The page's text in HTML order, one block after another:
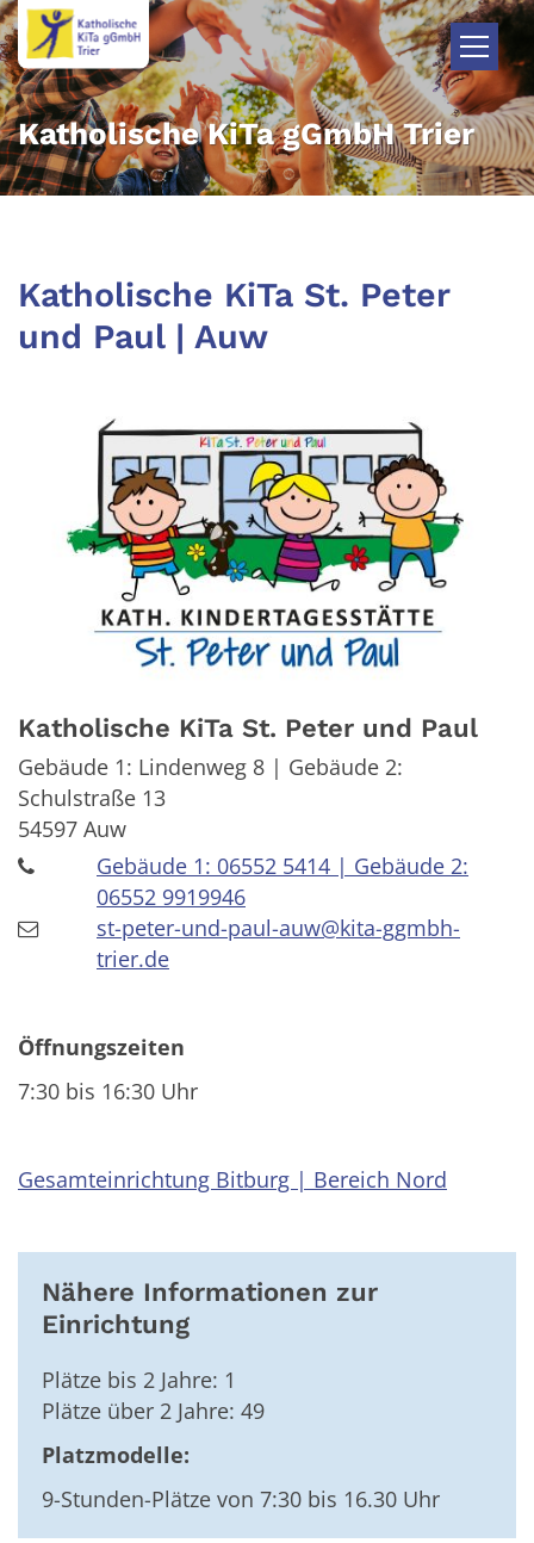
Zum Inhalt springen
Katholische KiTa gGmbH Trier
Katholische KiTa St. Peter
und Paul | Auw
Katholische KiTa St. Peter und Paul
Gebäude 1: Lindenweg 8 | Gebäude 2:
Schulstraße 13
54597 Auw
Gebäude 1: 06552 5414 | Gebäude 2:
06552 9919946
st-peter-und-paul-auw@kita-ggmbh-
trier.de
Öffnungszeiten
7:30 bis 16:30 Uhr
Gesamteinrichtung Bitburg | Bereich Nord
Nähere Informationen zur
Einrichtung
Plätze bis 2 Jahre: 1
Plätze über 2 Jahre: 49
Platzmodelle:
9-Stunden-Plätze von 7:30 bis 16.30 Uhr